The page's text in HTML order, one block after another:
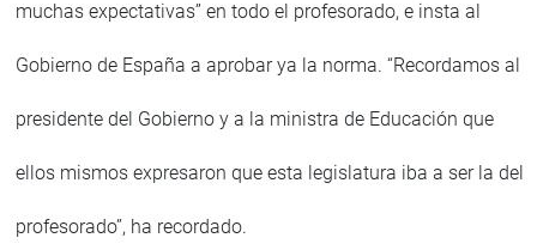
muchas expectativas” en todo el profesorado, e insta al
Gobierno de España a aprobar ya la norma. “Recordamos al
presidente del Gobierno y a la ministra de Educación que
ellos mismos expresaron que esta legislatura iba a ser la del
profesorado”, ha recordado.